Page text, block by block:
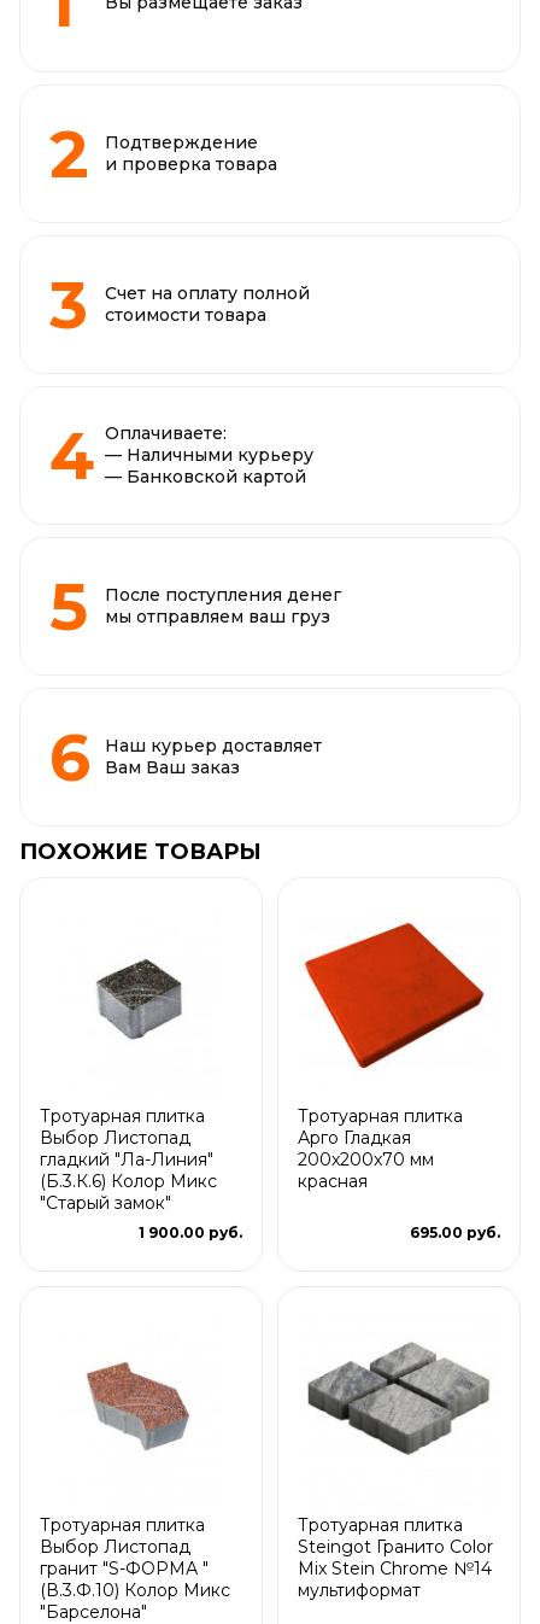
Подтверждение
и проверка товара
Счет на оплату полной
стоимости товара
Оплачиваете:
— Наличными курьеру
— Банковской картой
После поступления денег
мы отправляем ваш груз
Наш курьер доставляет
Вам Ваш заказ
ПОХОЖИЕ ТОВАРЫ
Тротуарная плитка
Выбор Листопад
гладкий "Ла-Линия"
(Б.3.К.6) Колор Микс
"Старый замок"
1 900.00 руб.
Тротуарная плитка
Арго Гладкая
200x200x70 мм
красная
695.00 руб.
Тротуарная плитка
Выбор Листопад
гранит "S-ФОРМА "
(В.3.Ф.10) Колор Микс
"Барселона"
Тротуарная плитка
Steingot Гранито Color
Mix Stein Chrome №14
мультиформат